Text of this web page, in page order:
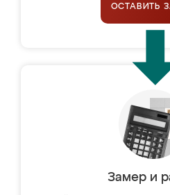
ОСТАВИТЬ
Замер и